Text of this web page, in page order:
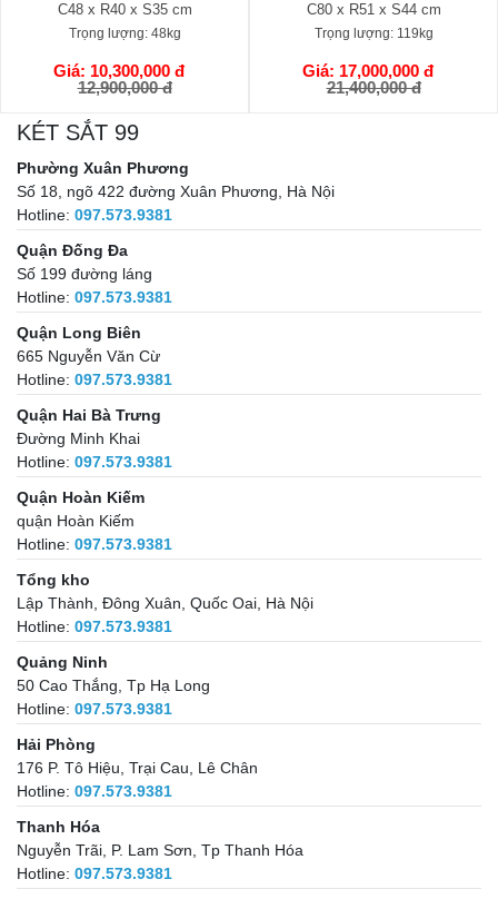
C80 x R51 x S44 cm
Trọng lượng:119kg
Giá: 17,000,000 đ
21,400,000 đ
GIỎ HÀNG
C58 x R43 x S39 cm
Trọng lượng: 71kg
Giá: 18,500,000 đ
25,900,000 đ
GIỎ HÀNG
KÉT SẮT 99
Phường Xuân Phương
Số 18, ngõ 422 đường Xuân Phương, Hà Nội
Hotline: 097.573.9381
Quận Đống Đa
Số 199 đường láng
Hotline: 097.573.9381
Quận Long Biên
665 Nguyễn Văn Cừ
Hotline: 097.573.9381
Quận Hai Bà Trưng
Đường Minh Khai
Hotline: 097.573.9381
Quận Hoàn Kiếm
quận Hoàn Kiếm
Hotline: 097.573.9381
Tổng kho
Lập Thành, Đông Xuân, Quốc Oai, Hà Nội
Hotline: 097.573.9381
Quảng Ninh
50 Cao Thắng, Tp Hạ Long
Hotline: 097.573.9381
Hải Phòng
176 P. Tô Hiệu, Trại Cau, Lê Chân
Hotline: 097.573.9381
Thanh Hóa
Nguyễn Trãi, P. Lam Sơn, Tp Thanh Hóa
Hotline: 097.573.9381